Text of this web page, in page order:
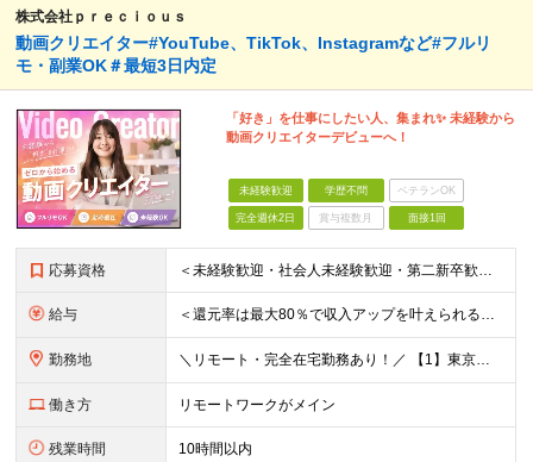
株式会社ｐｒｅｃｉｏｕｓ
動画クリエイター#YouTube、TikTok、Instagramなど#フルリ
モ・副業OK＃最短3日内定
「好き」を仕事にしたい人、集まれ✨ 未経験から
動画クリエイターデビューへ！
未経験歓迎 学歴不問 ベテランOK
完全週休2日 賞与複数月 面接1回
応募資格 ＜未経験歓迎・社会人未経験歓迎・第二新卒歓迎・ブランクOK・学歴不問＞ ★これまでの経験は一切不問！ ★人柄重視の採用を行っています！ ★95％が未経験スタート！ 知識や経験がなくても、入社後に学べる
給与 ＜還元率は最大80％で収入アップを叶えられる！＞ 【月給25万円～50万円＋各種インセンティブ】 ★プロジェクトデビュー後は月給UP！ ＊＊＊ ■月給25～50万円＋賞与＋インセンティブ ※経験・
勤務地 ＼リモート・完全在宅勤務あり！／ 【1】東京本社もしくは東京23区を中心とした神奈川・埼玉・千葉エリアの各プロジェクト先 【2】大阪を中心とした京都・兵庫・滋賀・奈良・和歌山エリアの各プロジェクト先
働き方 リモートワークがメイン
残業時間 10時間以内